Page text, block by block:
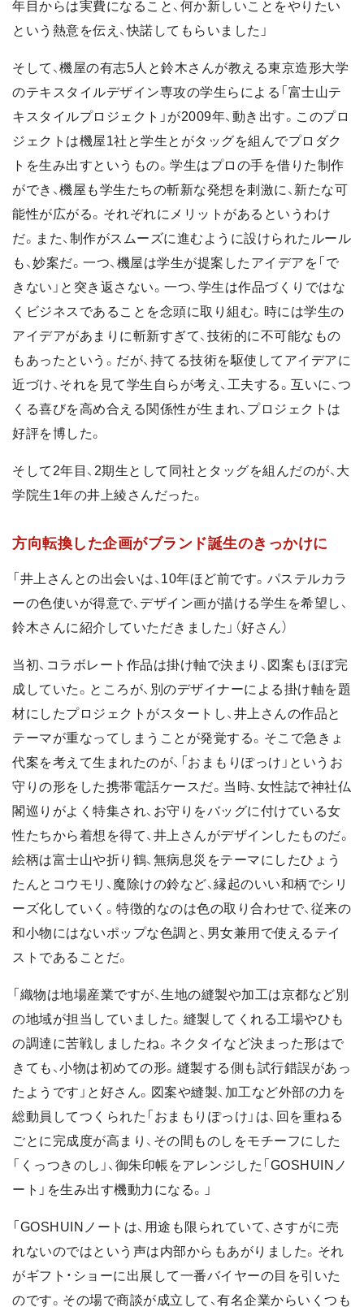
年目からは実費になること、何か新しいことをやりたい
という熱意を伝え、快諾してもらいました」
そして、機屋の有志5人と鈴木さんが教える東京造形大学
のテキスタイルデザイン専攻の学生らによる「富士山テ
キスタイルプロジェクト」が2009年、動き出す。このプロ
ジェクトは機屋1社と学生とがタッグを組んでプロダク
トを生み出すというもの。学生はプロの手を借りた制作
ができ、機屋も学生たちの斬新な発想を刺激に、新たな可
能性が広がる。それぞれにメリットがあるというわけ
だ。また、制作がスムーズに進むように設けられたルール
も、妙案だ。一つ、機屋は学生が提案したアイデアを「で
きない」と突き返さない。一つ、学生は作品づくりではな
くビジネスであることを念頭に取り組む。時には学生の
アイデアがあまりに斬新すぎて、技術的に不可能なもの
もあったという。だが、持てる技術を駆使してアイデアに
近づけ、それを見て学生自らが考え、工夫する。互いに、つ
くる喜びを高め合える関係性が生まれ、プロジェクトは
好評を博した。
そして2年目、2期生として同社とタッグを組んだのが、大
学院生1年の井上綾さんだった。
方向転換した企画がブランド誕生のきっかけに
「井上さんとの出会いは、10年ほど前です。パステルカラ
ーの色使いが得意で、デザイン画が描ける学生を希望し、
鈴木さんに紹介していただきました」（好さん）
当初、コラボレート作品は掛け軸で決まり、図案もほぼ完
成していた。ところが、別のデザイナーによる掛け軸を題
材にしたプロジェクトがスタートし、井上さんの作品と
テーマが重なってしまうことが発覚する。そこで急きょ
代案を考えて生まれたのが、「おまもりぽっけ」というお
守りの形をした携帯電話ケースだ。当時、女性誌で神社仏
閣巡りがよく特集され、お守りをバッグに付けている女
性たちから着想を得て、井上さんがデザインしたものだ。
絵柄は富士山や折り鶴、無病息災をテーマにしたひょう
たんとコウモリ、魔除けの鈴など、縁起のいい和柄でシリ
ーズ化していく。特徴的なのは色の取り合わせで、従来の
和小物にはないポップな色調と、男女兼用で使えるテイ
ストであることだ。
「織物は地場産業ですが、生地の縫製や加工は京都など別
の地域が担当していました。縫製してくれる工場やひも
の調達に苦戦しましたね。ネクタイなど決まった形はで
きても、小物は初めての形。縫製する側も試行錯誤があっ
たようです」と好さん。図案や縫製、加工など外部の力を
総動員してつくられた「おまもりぽっけ」は、回を重ねる
ごとに完成度が高まり、その間ものしをモチーフにした
「くっつきのし」、御朱印帳をアレンジした「GOSHUINノ
ート」を生み出す機動力になる。」
「GOSHUINノートは、用途も限られていて、さすがに売
れないのではという声は内部からもあがりました。それ
がギフト・ショーに出展して一番バイヤーの目を引いた
のです。その場で商談が成立して、有名企業からいくつも